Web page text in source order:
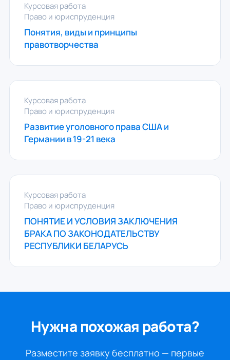
Курсовая работа
Право и юриспруденция
Понятия, виды и принципы
правотворчества
Курсовая работа
Право и юриспруденция
Развитие уголовного права США и
Германии в 19-21 века
Курсовая работа
Право и юриспруденция
ПОНЯТИЕ И УСЛОВИЯ ЗАКЛЮЧЕНИЯ
БРАКА ПО ЗАКОНОДАТЕЛЬСТВУ
РЕСПУБЛИКИ БЕЛАРУСЬ
Нужна похожая работа?
Разместите заявку бесплатно — первые